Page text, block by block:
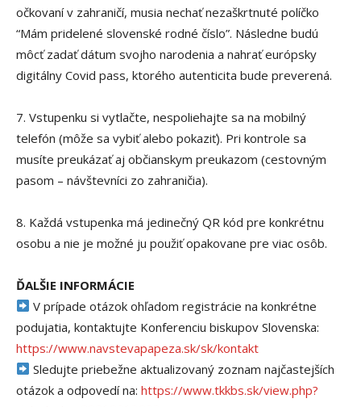
očkovaní v zahraničí, musia nechať nezaškrtnuté políčko
“Mám pridelené slovenské rodné číslo”. Následne budú
môcť zadať dátum svojho narodenia a nahrať európsky
digitálny Covid pass, ktorého autenticita bude preverená.
7. Vstupenku si vytlačte, nespoliehajte sa na mobilný
telefón (môže sa vybiť alebo pokaziť). Pri kontrole sa
musíte preukázať aj občianskym preukazom (cestovným
pasom – návštevníci zo zahraničia).
8. Každá vstupenka má jedinečný QR kód pre konkrétnu
osobu a nie je možné ju použiť opakovane pre viac osôb.
ĎALŠIE INFORMÁCIE
V prípade otázok ohľadom registrácie na konkrétne
podujatia, kontaktujte Konferenciu biskupov Slovenska:
https://www.navstevapapeza.sk/sk/kontakt
Sledujte priebežne aktualizovaný zoznam najčastejších
otázok a odpovedí na: https://www.tkkbs.sk/view.php?